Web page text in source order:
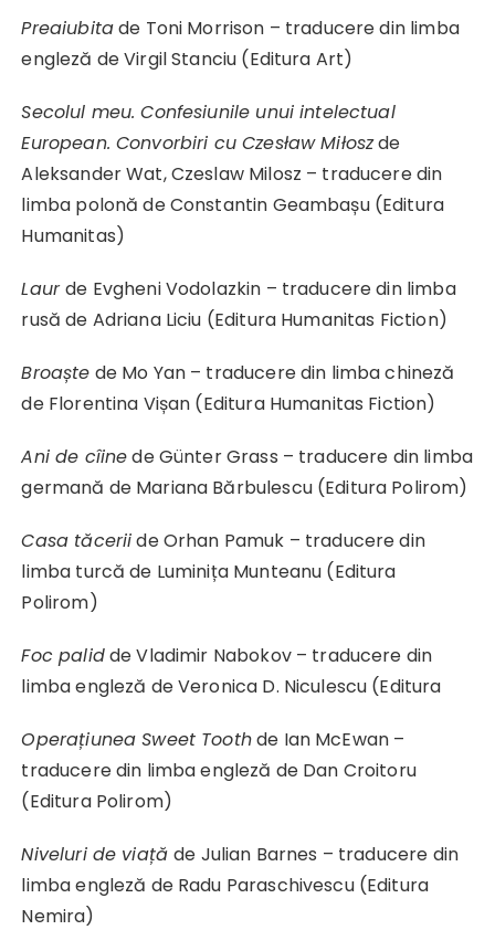
Preaiubitade Toni Morrison – traducere din limba
engleză de Virgil Stanciu (Editura Art)
Secolul meu. Confesiunile unui intelectual
European. Convorbiri cu Czesław Miłoszde
Aleksander Wat, Czeslaw Milosz – traducere din
limba polonă de Constantin Geambașu (Editura
Humanitas)
Laurde Evgheni Vodolazkin – traducere din limba
rusă de Adriana Liciu (Editura Humanitas Fiction)
Broaște de Mo Yan – traducere din limba chineză
de Florentina Vișan (Editura Humanitas Fiction)
Ani de cîinede Günter Grass – traducere din limba
germană de Mariana Bărbulescu (Editura Polirom)
Casa tăceriide Orhan Pamuk – traducere din
limba turcă de Luminița Munteanu (Editura
Polirom)
Foc palidde Vladimir Nabokov – traducere din
limba engleză de Veronica D. Niculescu (Editura
Operațiunea Sweet Toothde Ian McEwan –
traducere din limba engleză de Dan Croitoru
(Editura Polirom)
Niveluri de viațăde Julian Barnes – traducere din
limba engleză de Radu Paraschivescu (Editura
Nemira)